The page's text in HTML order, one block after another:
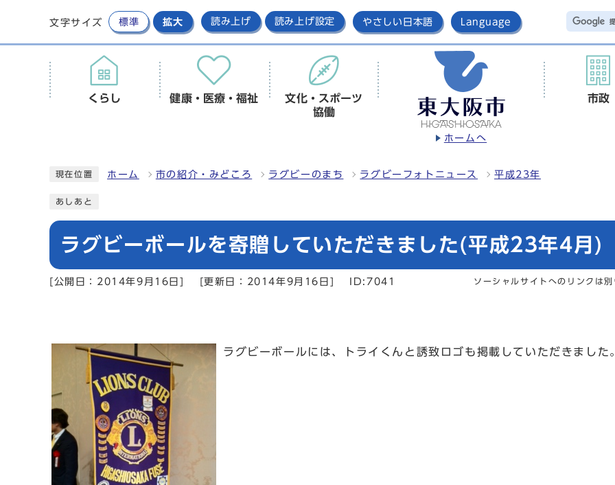
文字サイズ 標準 拡大 読み上げ 読み上げ設定 やさしい日本語 Language
ホームへ
くらし 健康・医療・福祉
文化・スポーツ
協働
市政
現在位置 ホーム 市の紹介・みどころ ラグビーのまち ラグビーフォトニュース 平成23年
あしあと
ラグビーボールを寄贈していただきました(平成23年4月)
[公開日：2014年9月16日] [更新日：2014年9月16日] ID:7041 ソーシャルサイトへのリンクは
ラグビーボールには、トライくんと誘致ロゴも掲載していただきました